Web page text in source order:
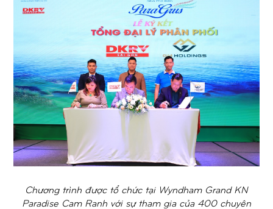
Chương trình được tổ chức tại Wyndham Grand KN
Paradise Cam Ranh với sự tham gia của 400 chuyên